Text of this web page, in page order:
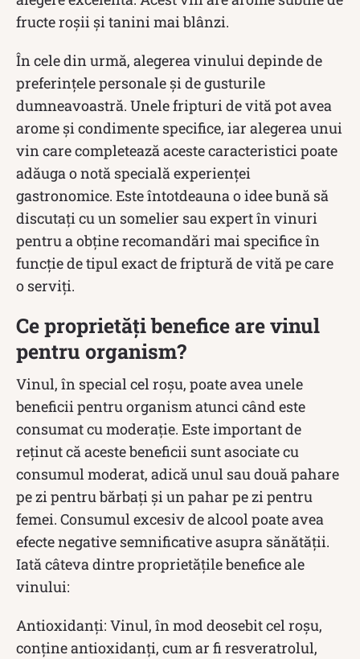
fructe roșii și tanini mai blânzi.
În cele din urmă, alegerea vinului depinde de
preferințele personale și de gusturile
dumneavoastră. Unele fripturi de vită pot avea
arome și condimente specifice, iar alegerea unui
vin care completează aceste caracteristici poate
adăuga o notă specială experienței
gastronomice. Este întotdeauna o idee bună să
discutați cu un somelier sau expert în vinuri
pentru a obține recomandări mai specifice în
funcție de tipul exact de friptură de vită pe care
o serviți.
Ce proprietăți benefice are vinul
pentru organism?
Vinul, în special cel roșu, poate avea unele
beneficii pentru organism atunci când este
consumat cu moderație. Este important de
reținut că aceste beneficii sunt asociate cu
consumul moderat, adică unul sau două pahare
pe zi pentru bărbați și un pahar pe zi pentru
femei. Consumul excesiv de alcool poate avea
efecte negative semnificative asupra sănătății.
Iată câteva dintre proprietățile benefice ale
vinului:
Antioxidanți: Vinul, în mod deosebit cel roșu,
conține antioxidanți, cum ar fi resveratrolul,